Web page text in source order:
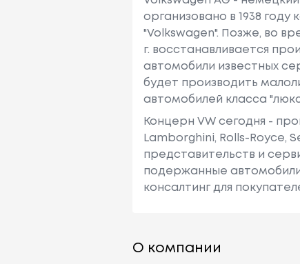
организовано в 1938
"Volkswagen". Позже, во
г. восстанавливается
автомобили известных
будет производить
автомобилей класса
Концерн VW сегодня -
Lamborghini, Rolls-Royce,
представительств и
подержанные
консалтинг для
О компании